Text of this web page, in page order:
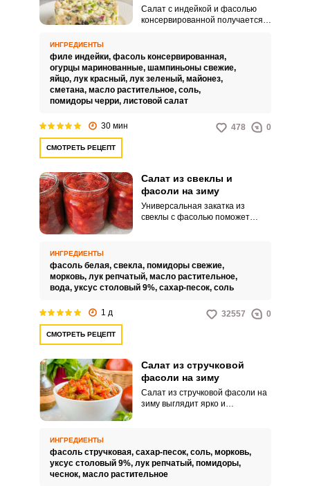
Салат с индейкой и фасолью
консервированной получается
вариант подойдет для
оригинального домашнего
обеда, ужина или праздничного
стола.
ИНГРЕДИЕНТЫ
филе индейки, фасоль консервированная,
огурцы маринованные, шампиньоны свежие,
яйцо, лук красный, лук зеленый, майонез,
сметана, масло растительное, соль,
помидоры черри, листовой салат
30 мин 478 0
СМОТРЕТЬ РЕЦЕПТ
Салат из свеклы и
фасоли на зиму
Универсальная закатка из
свеклы с фасолью поможет
вернулись домой, а в
холодильнике пусто. Для этого
нужно с лета приготовить салат
из отваренной фасоли и свеклы,
чтобы банки сохранились на всю
ИНГРЕДИЕНТЫ
фасоль белая, свекла, помидоры свежие,
морковь, лук репчатый, масло растительное,
вода, уксус столовый 9%, сахар-песок, соль
1 д 32557 0
СМОТРЕТЬ РЕЦЕПТ
Салат из стручковой
фасоли на зиму
Салат из стручковой фасоли на
зиму выглядит ярко и
ИНГРЕДИЕНТЫ
фасоль стручковая, сахар-песок, соль, морковь,
уксус столовый 9%, лук репчатый, помидоры,
чеснок, масло растительное